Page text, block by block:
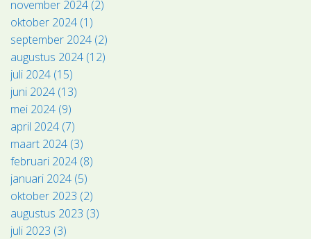
november 2024 (2)
oktober 2024 (1)
september 2024 (2)
augustus 2024 (12)
juli 2024 (15)
juni 2024 (13)
mei 2024 (9)
april 2024 (7)
maart 2024 (3)
februari 2024 (8)
januari 2024 (5)
oktober 2023 (2)
augustus 2023 (3)
juli 2023 (3)